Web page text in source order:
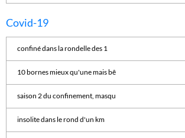
Covid-19
confiné dans la rondelle des 1
10 bornes mieux qu'une mais bê
saison 2 du confinement, masqu
insolite dans le rond d'un km